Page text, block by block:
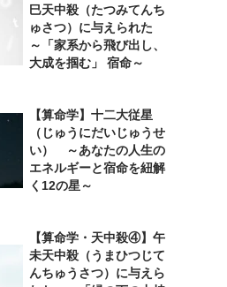
巳天中殺（たつみてんち
ゅさつ）に与えられた
～「家系から飛び出し、
大成を掴む」 宿命～
【算命学】十二大従星
（じゅうにだいじゅうせ
い） ～あなたの人生の
エネルギーと宿命を紐解
く12の星～
【算命学・天中殺④】午
未天中殺（うまひつじて
んちゅうさつ）に与えら